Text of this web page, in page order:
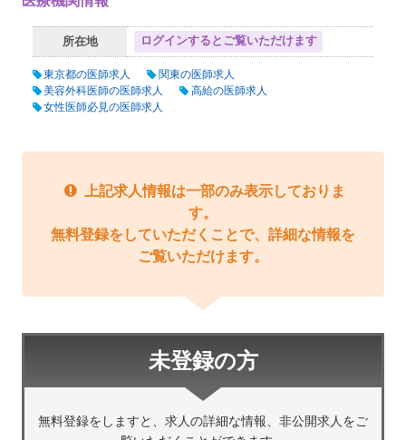
所在地 ログインするとご覧いただけます
東京都の医師求人
関東の医師求人
美容外科医師の医師求人
高給の医師求人
女性医師必見の医師求人
上記求人情報は一部のみ表示しておりま
す。
無料登録をしていただくことで、詳細な情報を
ご覧いただけます。
未登録の方
無料登録をしますと、求人の詳細な情報、非公開求人をご